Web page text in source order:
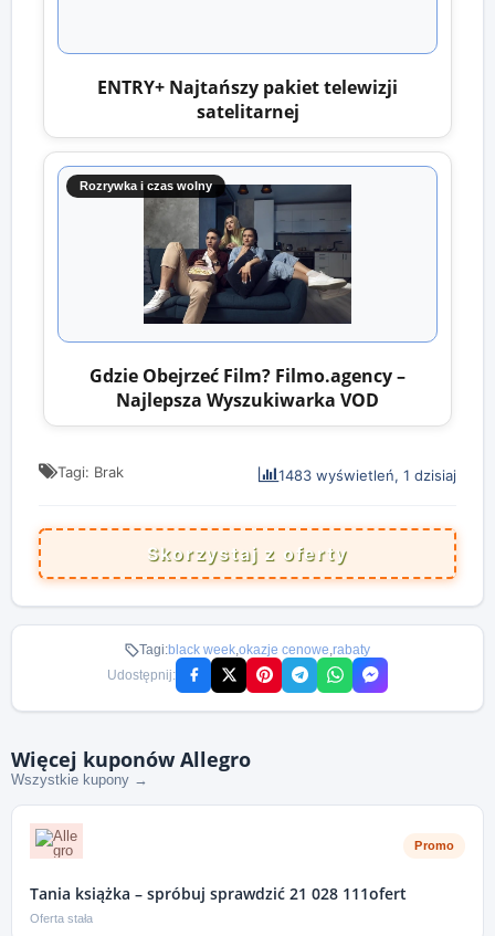
ENTRY+ Najtańszy pakiet telewizji
satelitarnej
Rozrywka i czas wolny
Gdzie Obejrzeć Film? Filmo.agency –
Najlepsza Wyszukiwarka VOD
Tagi: Brak 1483 wyświetleń, 1 dzisiaj
Skorzystaj z oferty
Tagi:black week,okazje cenowe,rabaty
Udostępnij:
Więcej kuponów Allegro
Wszystkie kupony →
Promo
Tania książka – spróbuj sprawdzić 21 028 111ofert
Oferta stała